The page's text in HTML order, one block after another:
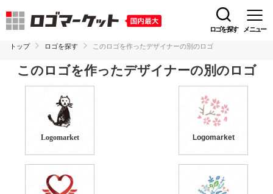
ロゴを探す メニュー
トップ ロゴを探す このロゴを作ったデザイナーの別のロゴ
このロゴを作ったデザイナーの別のロゴ
Logomarket Logomarket